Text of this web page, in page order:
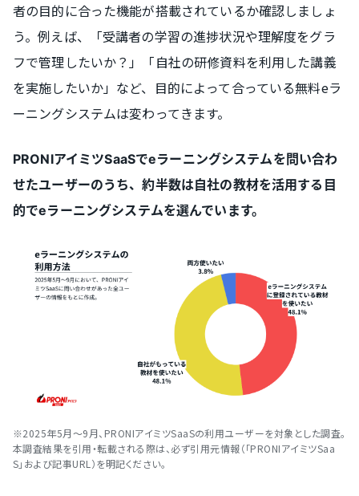
者の目的に合った機能が搭載されているか確認しましょ
う。例えば、「受講者の学習の進捗状況や理解度をグラ
フで管理したいか？」「自社の研修資料を利用した講義
を実施したいか」など、目的によって合っている無料eラ
ーニングシステムは変わってきます。
PRONIアイミツSaaSでeラーニングシステムを問い合わ
せたユーザーのうち、約半数は自社の教材を活用する目
的でeラーニングシステムを選んでいます。
※2025年5月～9月、PRONIアイミツSaaSの利用ユーザーを対象とした調査。
本調査結果を引用・転載される際は、必ず引用元情報（「PRONIアイミツSaa
S」および記事URL）を明記ください。